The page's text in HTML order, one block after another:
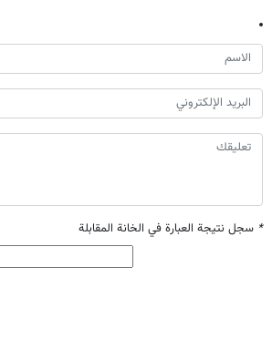
* سجل نتيجة العبارة في الخانة المقابلة